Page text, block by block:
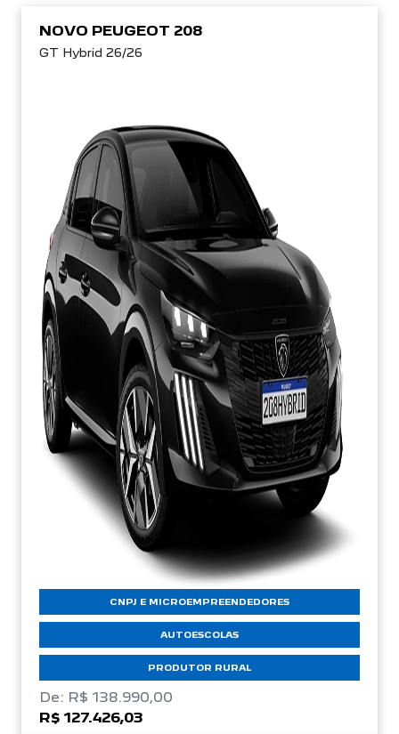
NOVO PEUGEOT 208
GT Hybrid 26/26
CNPJ E MICROEMPREENDEDORES
AUTOESCOLAS
PRODUTOR RURAL
De: R$ 138.990,00
R$ 127.426,03